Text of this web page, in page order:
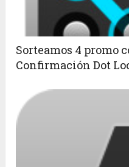
Sorteamos 4 promo
Confirmación Dot